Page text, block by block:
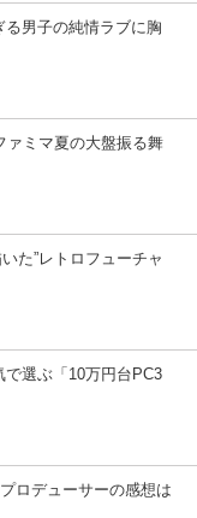
男子の純情ラブに胸
ァミマ夏の大盤振る舞
た”レトロフューチャ
選ぶ「10万円台PC3
ロデューサーの感想は